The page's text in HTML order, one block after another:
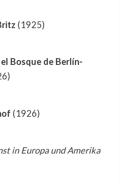
(1925)
Bosque de Berlín-
(1926)
in Europa und Amerika